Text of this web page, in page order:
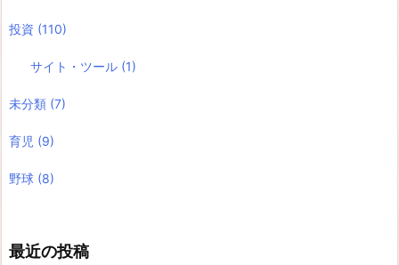
投資 (110)
サイト・ツール (1)
未分類 (7)
育児 (9)
野球 (8)
最近の投稿